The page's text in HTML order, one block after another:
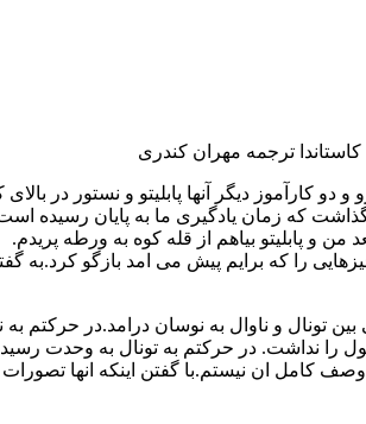
ترجمه مهران کندری
دو کارآموز دیگر آنها پابلیتو و نستور
که زمان یادگیری ما به پایان رسیده
من و پابلیتو بیاهم از قله کوه به ورطه پریدم.
را که برایم پیش می امد بازگو کرد.به
بین تونال و ناوال به نوسان درامد.در
را نداشت. در حرکتم به تونال به وحدت
کامل ان نیستم.با گفتن اینکه انها